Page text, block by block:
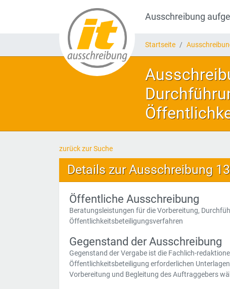
Ausschreibung
Startseite
zurück zur Suche
Details zur Ausschreibung
Öffentliche Ausschreibung
Beratungsleistungen für die Vorbereitung,
Öffentlichkeitsbeteiligungsverfahren
Gegenstand der Ausschreibung
Gegenstand der Vergabe ist die Fachlich-
Öffentlichkeitsbeteiligung erforderlichen
Vorbereitung und Begleitung des Auftraggebers